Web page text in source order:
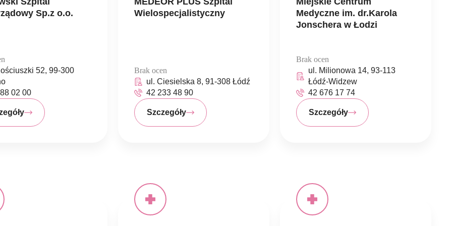
Sp.z o.o.
52, 99-300
02 00
Wielospecjalistyczny
Brak ocen
ul. Ciesielska 8, 91-308 Łódź
42 233 48 90
Szczegóły
Medyczne im. dr.Karola
Jonschera w Łodzi
Brak ocen
ul. Milionowa 14, 93-113
Łódź-Widzew
42 676 17 74
Szczegóły